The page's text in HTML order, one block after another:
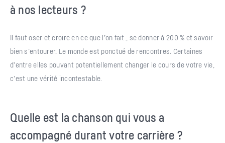
à nos lecteurs ?
Il faut oser et croire en ce que l’on fait., se donner à 200 % et savoir
bien s’entourer. Le monde est ponctué de rencontres. Certaines
d’entre elles pouvant potentiellement changer le cours de votre vie,
c’est une vérité incontestable.
Quelle est la chanson qui vous a
accompagné durant votre carrière ?